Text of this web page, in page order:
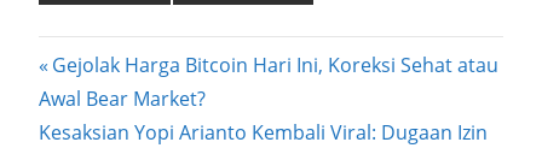
Post
navigation
Previous
Post:
Gejolak Harga Bitcoin Hari Ini, Koreksi Sehat atau
Awal Bear Market?
Next
Kesaksian Yopi Arianto Kembali Viral: Dugaan Izin